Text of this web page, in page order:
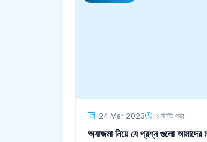
24 Mar 2023 ২ মিনিট পড়া
অ্যাজমা নিয়ে যে প্রশ্ন গুলো আমাদের